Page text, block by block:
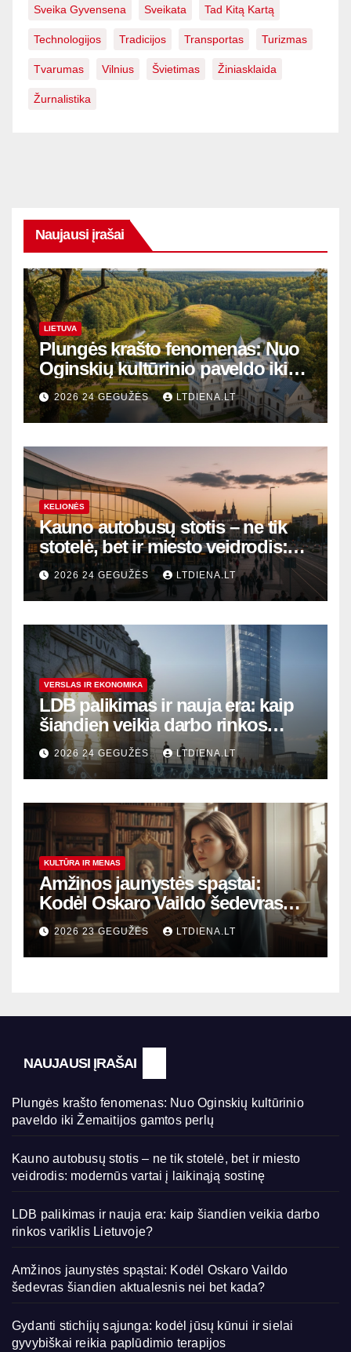
Sveika Gyvensena Sveikata Tad Kitą Kartą
Technologijos Tradicijos Transportas Turizmas
Tvarumas Vilnius Švietimas Žiniasklaida
Žurnalistika
Naujausi įrašai
LIETUVA
Plungės krašto fenomenas: Nuo
Oginskių kultūrinio paveldo iki
Žemaitijos gamtos perlų
2026 24 GEGUŽĖS LTDIENA.LT
KELIONĖS
Kauno autobusų stotis – ne tik
stotelė, bet ir miesto veidrodis:
modernūs vartai į laikinąją
sostinę
2026 24 GEGUŽĖS LTDIENA.LT
VERSLAS IR EKONOMIKA
LDB palikimas ir nauja era: kaip
šiandien veikia darbo rinkos
variklis Lietuvoje?
2026 24 GEGUŽĖS LTDIENA.LT
KULTŪRA IR MENAS
Amžinos jaunystės spąstai:
Kodėl Oskaro Vaildo šedevras
šiandien aktualesnis nei bet
kada?
2026 23 GEGUŽĖS LTDIENA.LT
NAUJAUSI ĮRAŠAI
Plungės krašto fenomenas: Nuo Oginskių kultūrinio
paveldo iki Žemaitijos gamtos perlų
Kauno autobusų stotis – ne tik stotelė, bet ir miesto
veidrodis: modernūs vartai į laikinąją sostinę
LDB palikimas ir nauja era: kaip šiandien veikia darbo
rinkos variklis Lietuvoje?
Amžinos jaunystės spąstai: Kodėl Oskaro Vaildo
šedevras šiandien aktualesnis nei bet kada?
Gydanti stichijų sąjunga: kodėl jūsų kūnui ir sielai
gyvybiškai reikia paplūdimio terapijos